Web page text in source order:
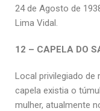
24 de Agosto de
Lima Vidal.
12 – CAPELA DO
Local privilegiado
capela existia o
mulher, atualmente